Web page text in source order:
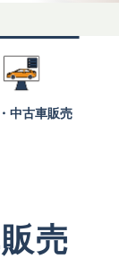
中古車販売
売